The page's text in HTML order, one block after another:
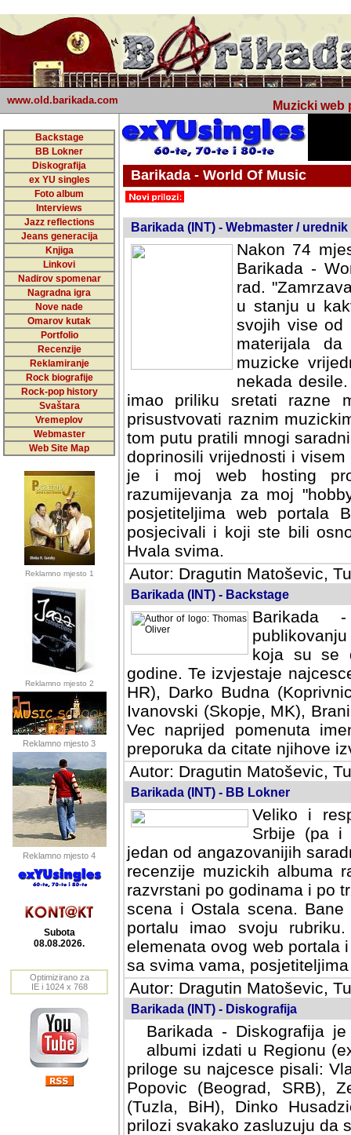
www.old.barikada.com Muzicki web
Backstage
BB Lokner
Diskografija
ex YU singles
Foto album
Interviews
Jazz reflections
Jeans generacija
Knjiga
Linkovi
Nadirov spomenar
Nagradna igra
Nove nade
Omarov kutak
Portfolio
Recenzije
Reklamiranje
Rock biografije
Rock-pop history
Svaštara
Vremeplov
Webmaster
Web Site Map
Reklamno mjesto 1
Reklamno mjesto 2
Reklamno mjesto 3
Reklamno mjesto 4
Subota
08.08.2026.
Optimizirano za
IE i 1024 x 768
Barikada - World Of Music
Barikada (INT) - Webmaster / urednik
Nakon 74
Barikada -
rad.
u stanju u
svojih vise od
materijala
muzicke
nekada
imao priliku sretati razne
prisustvovati raznim
tom putu pratili mnogi
doprinosili vrijednosti i
je i moj web hosting
razumijevanja za moj
posjetiteljima web portala
posjecivali i koji ste bili
Hvala svima.
Autor: Dragutin Matoševic,
Barikada (INT) - Backstage
Barikada
koja su se
godine. Te izvjestaje
HR), Darko Budna
Ivanovski (Skopje, MK),
Vec naprijed pomenuta
preporuka da citate njihove
Autor: Dragutin Matoševic,
Barikada (INT) - BB Lokner
Veliko i
Srbije (pa i
jedan od angazovanijih
recenzije muzickih albuma
razvrstani po godinama i po
scena i Ostala scena.
portalu imao svoju
elemenata ovog web portala
sa svima vama,
Autor: Dragutin Matoševic,
Barikada (INT) - Diskografija
Barikada - Diskografija
albumi izdati u Regionu
priloge su najcesce pisali:
Popovic (Beograd, SRB),
(Tuzla, BiH), Dinko
prilozi svakako zasluzuju da